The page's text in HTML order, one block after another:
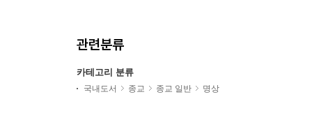
관련분류
카테고리 분류
국내도서 종교 종교 일반 명상